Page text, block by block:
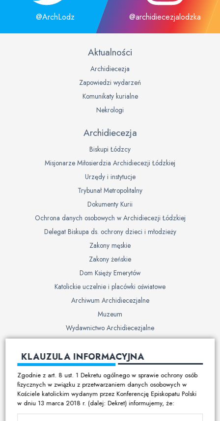
@ArchLodz @archidiecezjalodzka
Aktualności
Archidiecezja
Zapowiedzi wydarzeń
Komunikaty kurialne
Nekrologi
Archidiecezja
Biskupi Łódzcy
Misjonarze Miłosierdzia Archidiecezji Łódzkiej
Urzędy i instytucje
Trybunał Metropolitalny
Dokumenty Kurii
Ochrona danych osobowych w Archidiecezji Łódzkiej
Delegat Biskupa ds. ochrony dzieci i młodzieży
Zakony męskie
Zakony żeńskie
Dom Księży Emerytów
Katolickie uczelnie i placówki oświatowe
Archiwum Archidiecezjalne
Muzeum
Wydawnictwo Archidiecezjalne
Cmentarze
Duszpasterstwo
Program duszpasterski
Kalendarz pracy duszpasterskiej
Duszpasterstwo specjalistyczne
KLAUZULA INFORMACYJNA
Zgodnie z art. 8 ust. 1 Dekretu ogólnego w sprawie ochrony osób
fizycznych w związku z przetwarzaniem danych osobowych w
Kościele katolickim wydanym przez Konferencję Episkopatu Polski
w dniu 13 marca 2018 r. (dalej: Dekret) informujemy, że: